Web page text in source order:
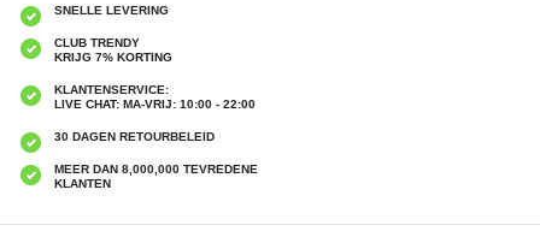
SNELLE LEVERING
CLUB TRENDY
KRIJG 7% KORTING
KLANTENSERVICE:
LIVE CHAT: MA-VRIJ: 10:00 - 22:00
30 DAGEN RETOURBELEID
MEER DAN 8,000,000 TEVREDENE
KLANTEN